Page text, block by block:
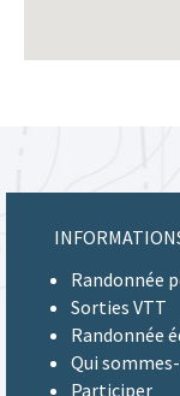
Randonnée
Sorties VTT
Randonnée
Qui
Participer